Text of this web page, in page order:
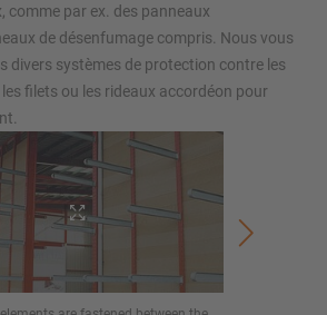
comme par ex. des panneaux
de désenfumage compris. Nous vous
divers systèmes de protection contre les
filets ou les rideaux accordéon pour